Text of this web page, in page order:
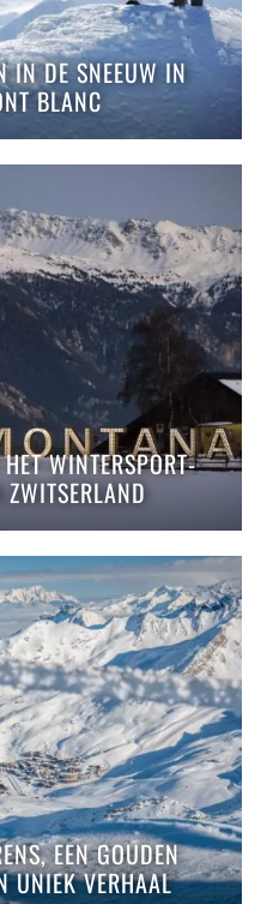
IN DE SNEEUW IN
BLANC
WINTERSPORT-
EEN GOUDEN
UNIEK VERHAAL